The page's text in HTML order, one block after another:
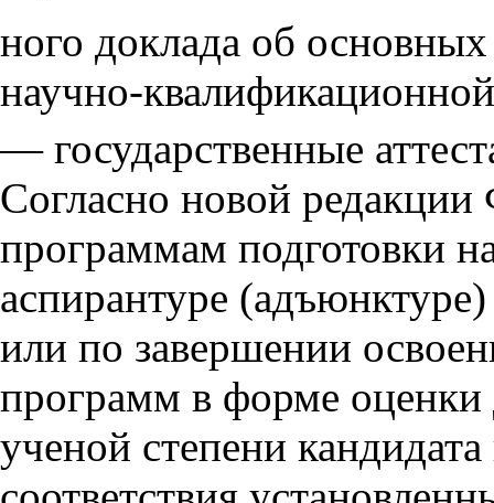
ного доклада об основных
научно-
— государственные
Согласно новой редакции
программам подготовки
аспирантуре
или по завершении
программ в форме оценки
ученой степени